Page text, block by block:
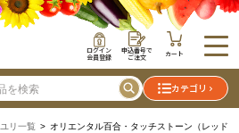
ログイン
会員登録
申込番号で
ご注文 カート
カテゴリ
ユリ一覧 > オリエンタル百合・タッチストーン（レッド